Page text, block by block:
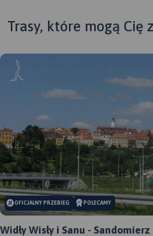
Trasy, które mogą Cię
OFICJALNY PRZEBIEG POLECAMY
Widły Wisły i Sanu -